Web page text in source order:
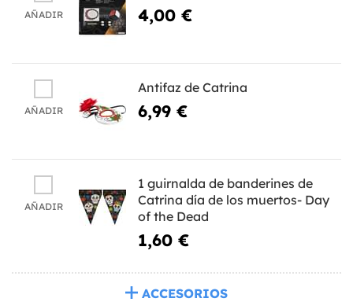
AÑADIR 4,00 €
AÑADIR
Antifaz de Catrina
6,99 €
AÑADIR
1 guirnalda de banderines de
Catrina día de los muertos- Day
of the Dead
1,60 €
ACCESORIOS